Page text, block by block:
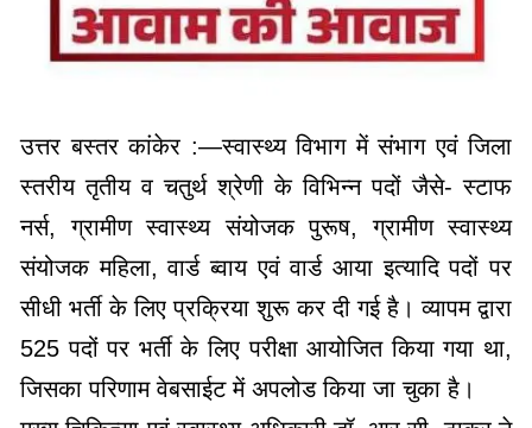
उत्तर बस्तर कांकेर :—स्वास्थ्य विभाग में संभाग एवं जिला
स्तरीय तृतीय व चतुर्थ श्रेणी के विभिन्न पदों जैसे- स्टाफ
नर्स, ग्रामीण स्वास्थ्य संयोजक पुरूष, ग्रामीण स्वास्थ्य
संयोजक महिला, वार्ड ब्वाय एवं वार्ड आया इत्यादि पदों पर
सीधी भर्ती के लिए प्रक्रिया शुरू कर दी गई है। व्यापम द्वारा
525 पदों पर भर्ती के लिए परीक्षा आयोजित किया गया था,
जिसका परिणाम वेबसाईट में अपलोड किया जा चुका है।